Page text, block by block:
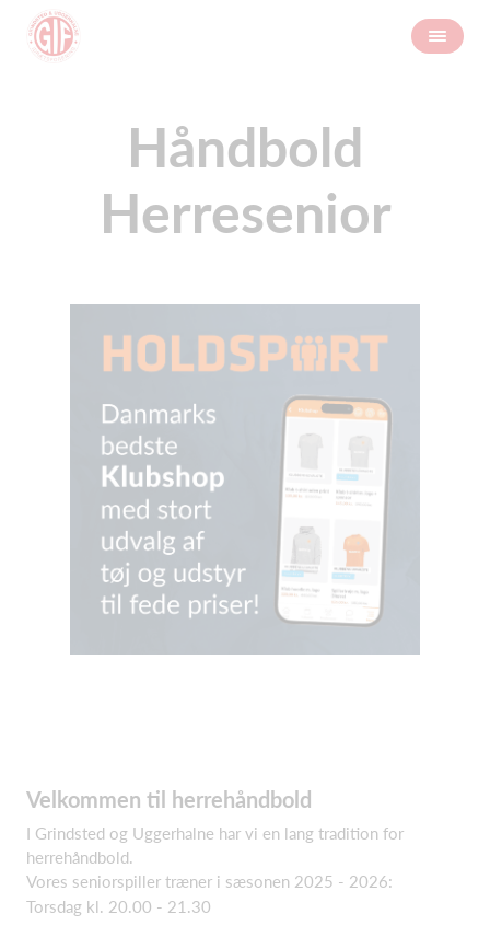
Håndbold
Herresenior
Velkommen til herrehåndbold
I Grindsted og Uggerhalne har vi en lang tradition for
herrehåndbold.
Vores seniorspiller træner i sæsonen 2025 - 2026:
Torsdag kl. 20.00 - 21.30